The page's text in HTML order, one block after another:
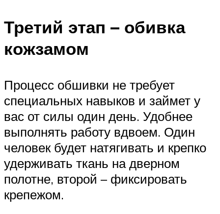
Третий этап – обивка
кожзамом
Процесс обшивки не требует
специальных навыков и займет у
вас от силы один день. Удобнее
выполнять работу вдвоем. Один
человек будет натягивать и крепко
удерживать ткань на дверном
полотне, второй – фиксировать
крепежом.